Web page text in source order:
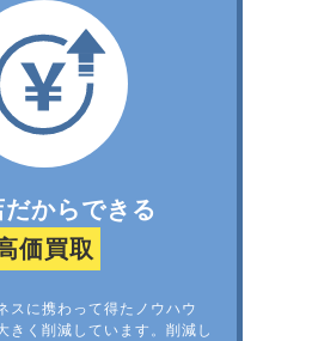
からできる
価買取
スに携わって得たノウハウ
きく削減しています。削減し